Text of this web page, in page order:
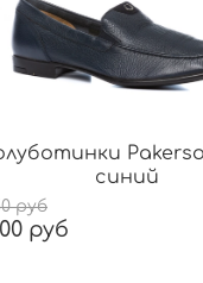
синий
руб
руб